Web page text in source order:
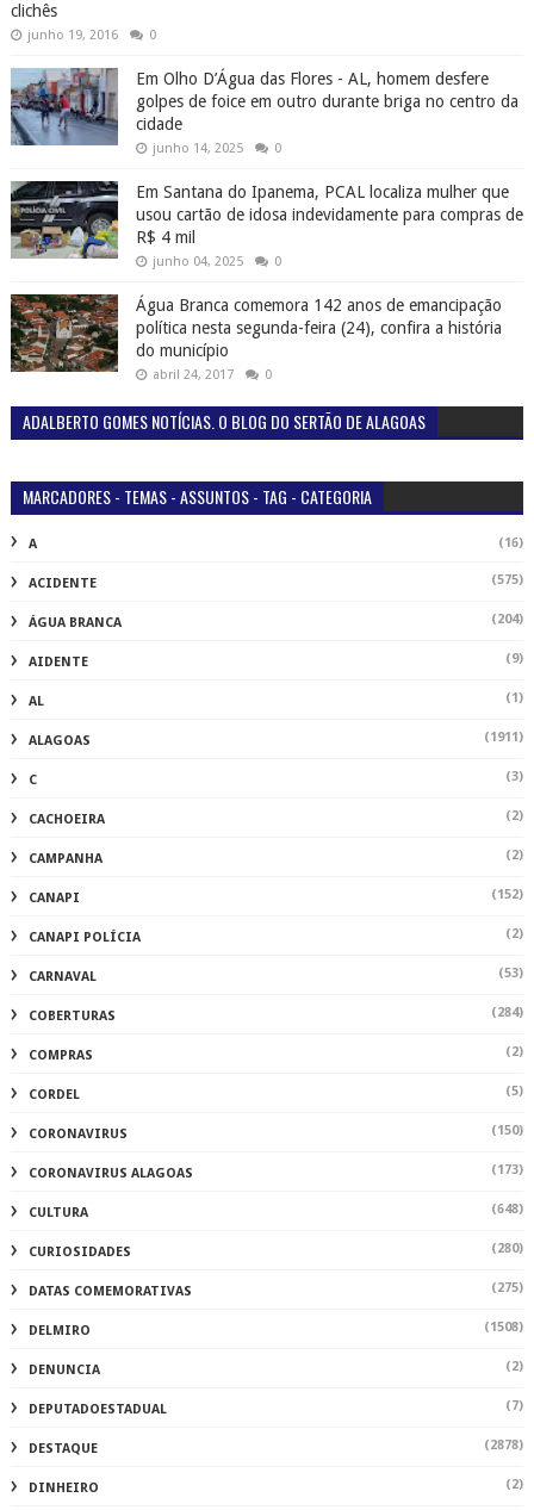
clichês
junho 19, 2016 0
Em Olho D’Água das Flores - AL, homem desfere
golpes de foice em outro durante briga no centro da
cidade
junho 14, 2025 0
Em Santana do Ipanema, PCAL localiza mulher que
usou cartão de idosa indevidamente para compras de
R$ 4 mil
junho 04, 2025 0
Água Branca comemora 142 anos de emancipação
política nesta segunda-feira (24), confira a história
do município
abril 24, 2017 0
ADALBERTO GOMES NOTÍCIAS. O BLOG DO SERTÃO DE ALAGOAS
MARCADORES - TEMAS - ASSUNTOS - TAG - CATEGORIA
A (16)
ACIDENTE (575)
ÁGUA BRANCA (204)
AIDENTE (9)
AL (1)
ALAGOAS (1911)
C (3)
CACHOEIRA (2)
CAMPANHA (2)
CANAPI (152)
CANAPI POLÍCIA (2)
CARNAVAL (53)
COBERTURAS (284)
COMPRAS (2)
CORDEL (5)
CORONAVIRUS (150)
CORONAVIRUS ALAGOAS (173)
CULTURA (648)
CURIOSIDADES (280)
DATAS COMEMORATIVAS (275)
DELMIRO (1508)
DENUNCIA (2)
DEPUTADOESTADUAL (7)
DESTAQUE (2878)
DINHEIRO (2)